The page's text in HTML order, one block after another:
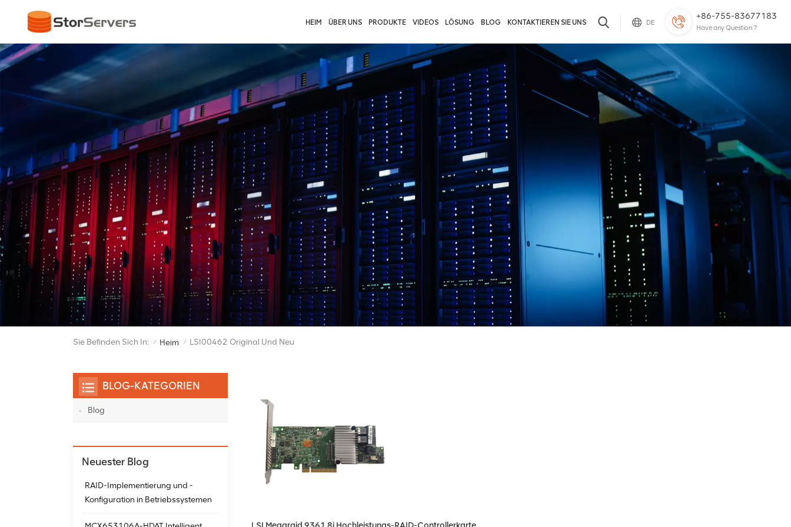
+86-755-83677183
Have any Question ?
DE
HEIM ÜBER UNS PRODUKTE VIDEOS LÖSUNG BLOG KONTAKTIEREN SIE UNS
Sie Befinden Sich In: / Heim / LSI00462 Original Und Neu
BLOG-KATEGORIEN
Blog
Neuester Blog
RAID-Implementierung und -
Konfiguration in Betriebssystemen